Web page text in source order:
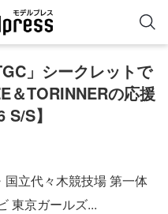
」シークレットで
＆TORINNERの応援
S】
立代々木競技場 第一体
東京ガールズ...